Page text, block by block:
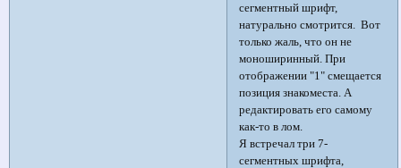
сегментный шрифт,
натурально смотрится. Вот
только жаль, что он не
моноширинный. При
отображении "1" смещается
позиция знакоместа. А
редактировать его самому
как-то в лом.
Я встречал три 7-
сегментных шрифта,